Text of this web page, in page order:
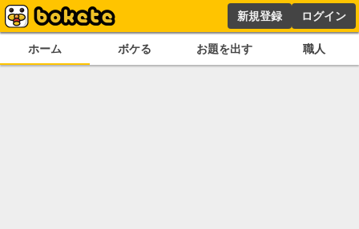
新規登録 ログイン
ホーム ボケる お題を出す 職人